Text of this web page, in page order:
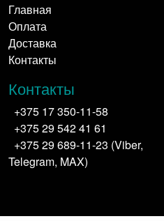
Главная
Оплата
Доставка
Контакты
Контакты
+375 17 350-11-58
+375 29 542 41 61
+375 29 689-11-23 (Viber,
Telegram, MAX)